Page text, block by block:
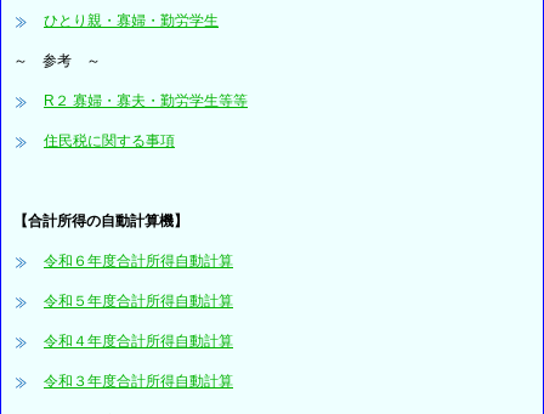
ひとり親・寡婦・勤労学生
～ 参考 ～
R２ 寡婦・寡夫・勤労学生等等
住民税に関する事項
【合計所得の自動計算機】
令和６年度合計所得自動計算
令和５年度合計所得自動計算
令和４年度合計所得自動計算
令和３年度合計所得自動計算